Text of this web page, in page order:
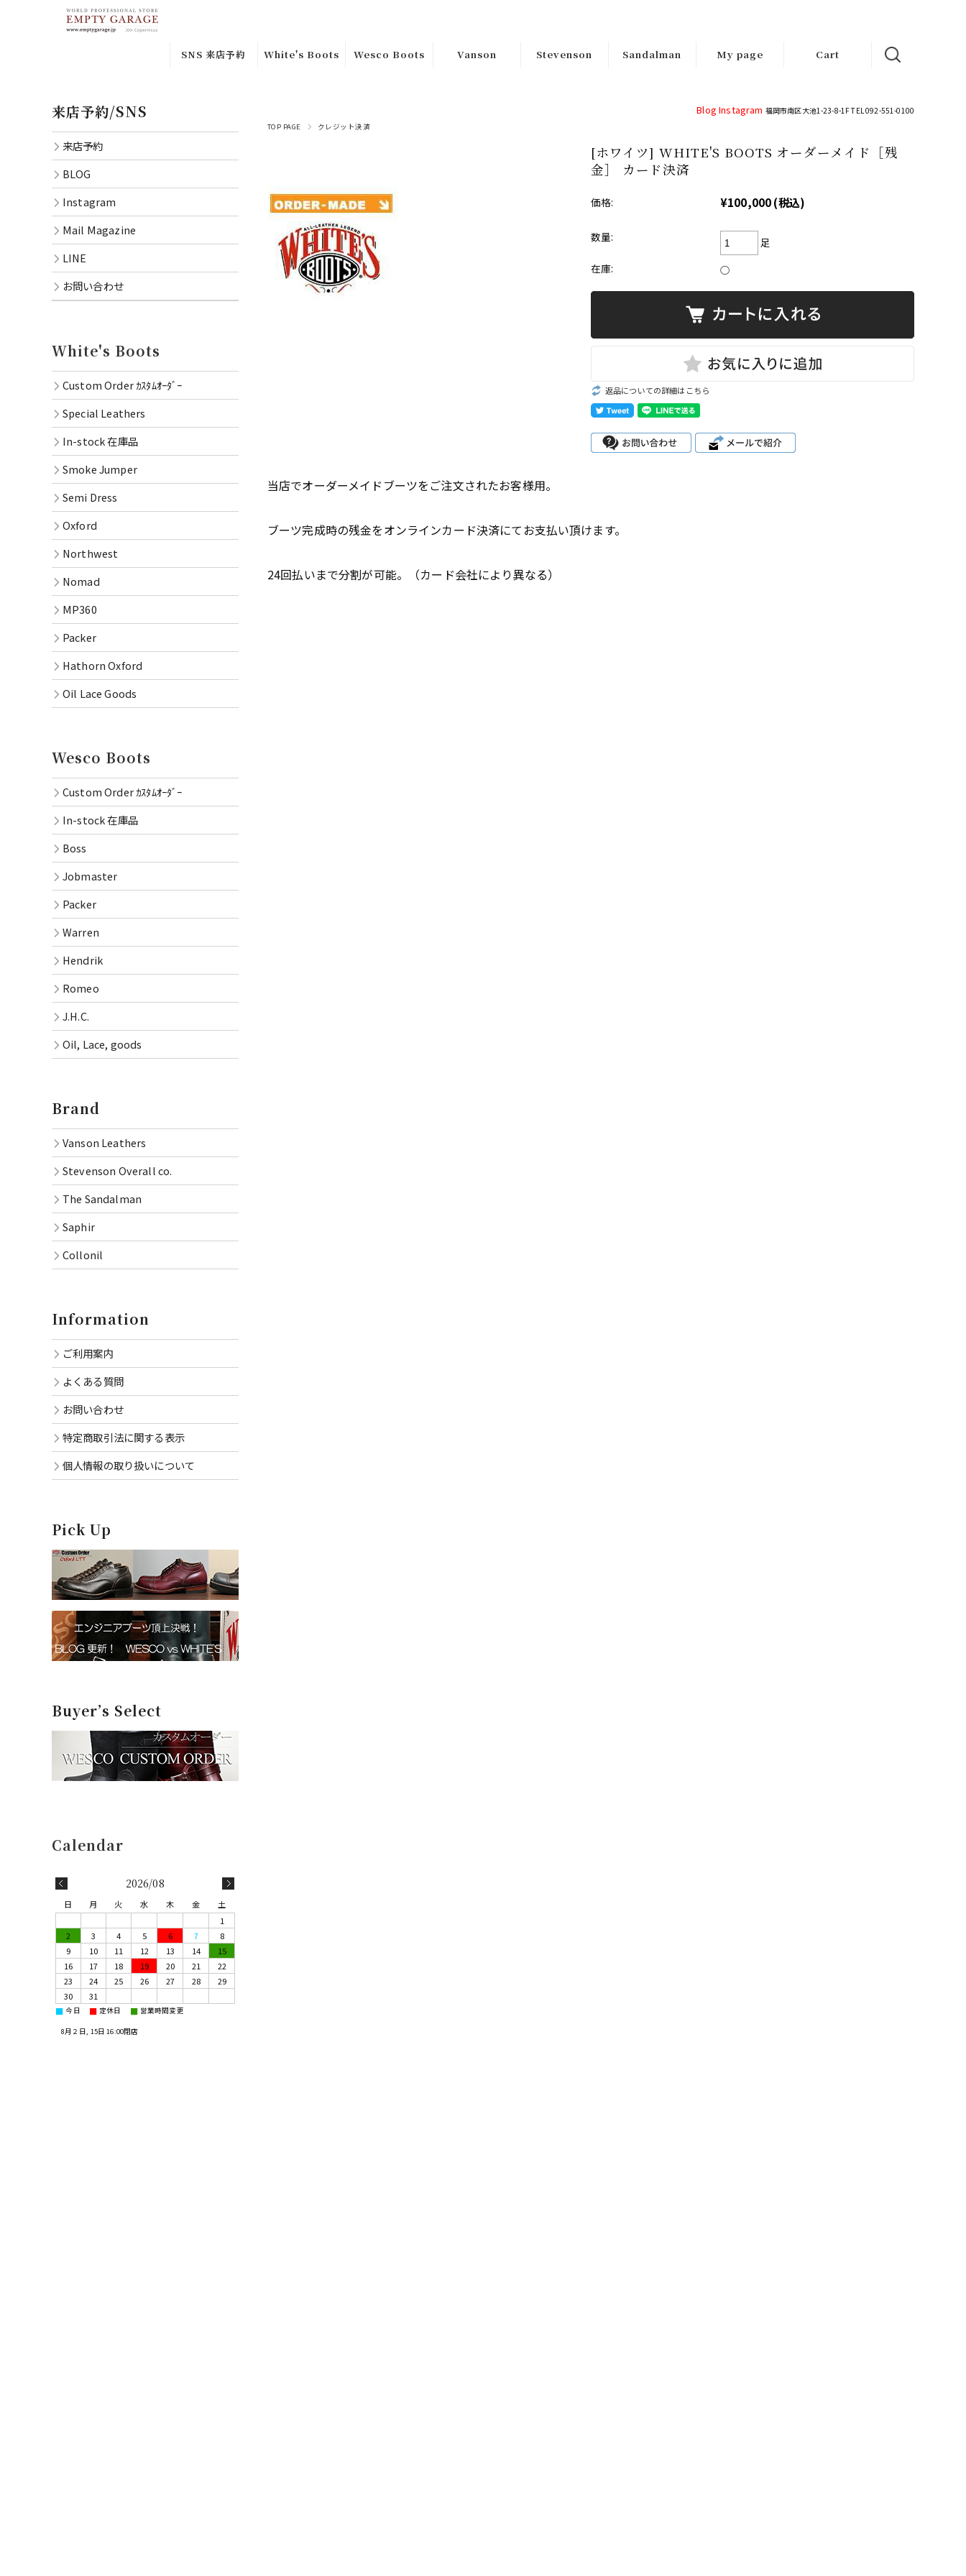
SNS 来店予約
Mail
White's Boots
ﾀﾞｰ
In-stock在庫
Smoke
Jumper
RAINIER
Oil Lace
Wesco Boots
Jobmaster
Packer
Warren
Vanson Stevenson Sandalman My page Cart
Blog Instagram 福岡市南区大池1-23-8-1F TEL 092-551-0100
TOP PAGE クレジット決済
[ホワイツ] WHITE'S BOOTS オーダーメイド［残
金］ カード決済
価格: ¥100,000(税込)
数量:
足
在庫:
○
返品についての詳細はこちら
当店でオーダーメイドブーツをご注文されたお客様用。
ブーツ完成時の残金をオンラインカード決済にてお支払い頂けます。
24回払いまで分割が可能。（カード会社により異なる）
来店予約/SNS
来店予約
BLOG
Instagram
Mail Magazine
LINE
お問い合わせ
White's Boots
Custom Order ｶｽﾀﾑｵｰﾀﾞｰ
Special Leathers
In-stock 在庫品
Smoke Jumper
Semi Dress
Oxford
Northwest
Nomad
MP360
Packer
Hathorn Oxford
Oil Lace Goods
Wesco Boots
Custom Order ｶｽﾀﾑｵｰﾀﾞｰ
In-stock 在庫品
Boss
Jobmaster
Packer
Warren
Hendrik
Romeo
J.H.C.
Oil, Lace, goods
Brand
Vanson Leathers
Stevenson Overall co.
The Sandalman
Saphir
Collonil
Information
ご利用案内
よくある質問
お問い合わせ
特定商取引法に関する表示
個人情報の取り扱いについて
Pick Up
Buyer’s Select
2026/08
日 月 火 水 木 金
土
1
2
3 4 5 6 7
8
9
10 11 12 13 14
15
16
17 18 19 20 21
22
23
24 25 26 27 28
29
30
31
■ 今日 ■ 定休日 ■ 営業時間変更
8月２日, 15日 16:00閉店